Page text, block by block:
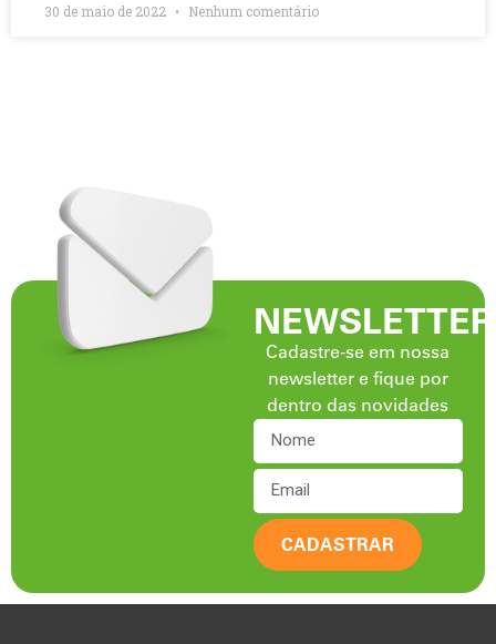
30 de maio de 2022 Nenhum comentário
NEWSLETTER
Cadastre-se em nossa
newsletter e fique por
dentro das novidades
CADASTRAR